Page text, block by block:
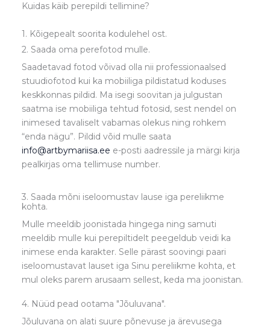
Kuidas käib perepildi tellimine?
1. Kõigepealt soorita kodulehel ost.
2. Saada oma perefotod mulle.
Saadetavad fotod võivad olla nii professionaalsed
stuudiofotod kui ka mobiiliga pildistatud koduses
keskkonnas pildid. Ma isegi soovitan ja julgustan
saatma ise mobiiliga tehtud fotosid, sest nendel on
inimesed tavaliselt vabamas olekus ning rohkem
“enda nägu”. Pildid võid mulle saata
info@artbymariisa.ee e-posti aadressile ja märgi kirja
pealkirjas oma tellimuse number.
3. Saada mõni iseloomustav lause iga pereliikme
kohta.
Mulle meeldib joonistada hingega ning samuti
meeldib mulle kui perepiltidelt peegeldub veidi ka
inimese enda karakter. Selle pärast soovingi paari
iseloomustavat lauset iga Sinu pereliikme kohta, et
mul oleks parem arusaam sellest, keda ma joonistan.
4. Nüüd pead ootama "Jõuluvana".
Jõuluvana on alati suure põnevuse ja ärevusega